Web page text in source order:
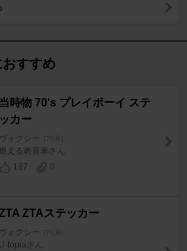
すすめ
当時物 70's プレイボーイ ステ
ッカー
ヴォクシー [70系]
える教育車さん
187
0
ZTAステッカー
ヴォクシー [70系]
U-topiaさん